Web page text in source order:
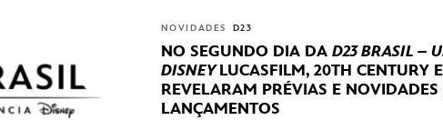
NOVIDADES D23
NO SEGUNDO DIA DA D23 BRASIL –
DISNEYLUCASFILM, 20TH CENTURY
REVELARAM PRÉVIAS E
LANÇAMENTOS